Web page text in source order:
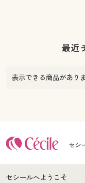
最近
表示できる商品がありま
セシ
セシールへようこそ